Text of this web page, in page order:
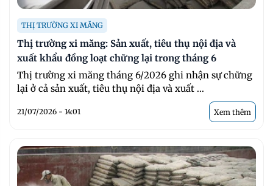
THỊ TRƯỜNG XI MĂNG
Thị trường xi măng: Sản xuất, tiêu thụ nội địa và
xuất khẩu đồng loạt chững lại trong tháng 6
Thị trường xi măng tháng 6/2026 ghi nhận sự chững
lại ở cả sản xuất, tiêu thụ nội địa và xuất ...
21/07/2026 - 14:01 Xem thêm